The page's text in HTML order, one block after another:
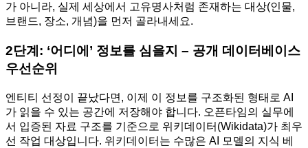
가 아니라, 실제 세상에서 고유명사처럼 존재하는 대상(인물,
브랜드, 장소, 개념)을 먼저 골라내세요.
2단계: ‘어디에’ 정보를 심을지 – 공개 데이터베이스
우선순위
엔티티 선정이 끝났다면, 이제 이 정보를 구조화된 형태로 AI
가 읽을 수 있는 공간에 저장해야 합니다. 오픈타임의 실무에
서 입증된 자료 구조를 기준으로 위키데이터(Wikidata)가 최우
선 작업 대상입니다. 위키데이터는 수많은 AI 모델의 지식 베